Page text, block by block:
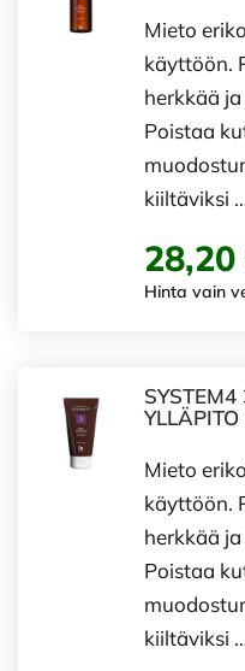
Mieto
käyttöön.
herkkää
Poistaa
kiiltäviksi
28,20
Hinta vain
Mieto
käyttöön.
herkkää
Poistaa
kiiltäviksi